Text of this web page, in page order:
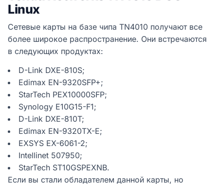
Linux
Сетевые карты на базе чипа TN4010 получают все
более широкое распространение. Они встречаются
в следующих продуктах:
D-Link DXE-810S;
Edimax EN-9320SFP+;
StarTech PEX10000SFP;
Synology E10G15-F1;
D-Link DXE-810T;
Edimax EN-9320TX-E;
EXSYS EX-6061-2;
Intellinet 507950;
StarTech ST10GSPEXNB.
Если вы стали обладателем данной карты, но